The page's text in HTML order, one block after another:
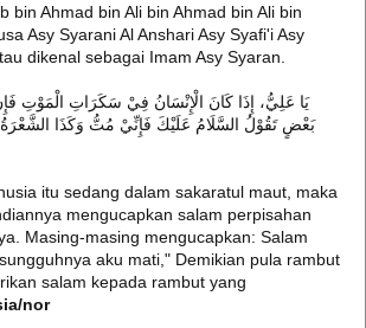
bin Ahmad bin Ali bin Ahmad bin Ali bin
Asy Syarani Al Anshari Asy Syafi'i Asy
dikenal sebagai Imam Asy Syaran.
يَا عَلِيُّ، إِذَا كَانَ الْإِنْسَانُ فِيْ سَكَرَاتِ الْمَوْتِ
بَعْضٍ تَقُوْلُ السَّلَامُ عَلَيْكَ فَإِنِّيْ مُتُّ وَكَذَا الشَّعْرَةُ
itu sedang dalam sakaratul maut, maka
mengucapkan salam perpisahan
Masing-masing mengucapkan: Salam
aku mati," Demikian pula rambut
salam kepada rambut yang
nor